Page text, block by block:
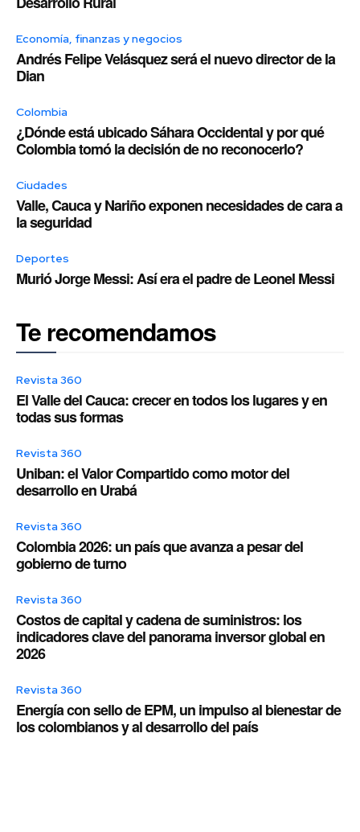
Economía, finanzas y negocios
Andrés Felipe Velásquez será el nuevo director de la
Dian
Colombia
¿Dónde está ubicado Sáhara Occidental y por qué
Colombia tomó la decisión de no reconocerlo?
Ciudades
Valle, Cauca y Nariño exponen necesidades de cara a
la seguridad
Deportes
Murió Jorge Messi: Así era el padre de Leonel Messi
Te recomendamos
Revista 360
El Valle del Cauca: crecer en todos los lugares y en
todas sus formas
Revista 360
Uniban: el Valor Compartido como motor del
desarrollo en Urabá
Revista 360
Colombia 2026: un país que avanza a pesar del
gobierno de turno
Revista 360
Costos de capital y cadena de suministros: los
indicadores clave del panorama inversor global en
2026
Revista 360
Energía con sello de EPM, un impulso al bienestar de
los colombianos y al desarrollo del país